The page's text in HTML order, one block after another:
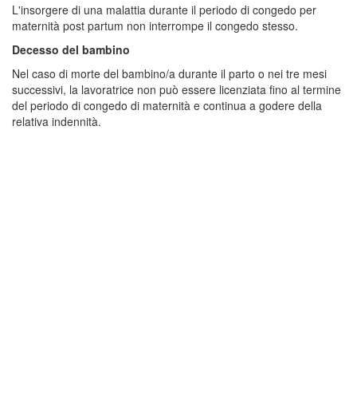
L'insorgere di una malattia durante il periodo di congedo per
maternità post partum non interrompe il congedo stesso.
Decesso del bambino
Nel caso di morte del bambino/a durante il parto o nei tre mesi
successivi, la lavoratrice non può essere licenziata fino al termine
del periodo di congedo di maternità e continua a godere della
relativa indennità.